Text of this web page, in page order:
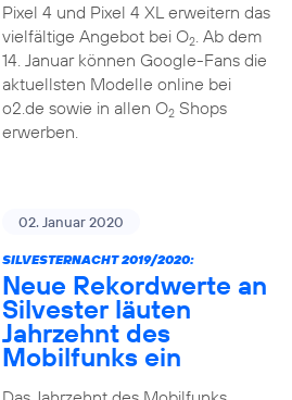
Pixel 4 und Pixel 4 XL erweitern das
vielfältige Angebot bei O2. Ab dem
14. Januar können Google-Fans die
aktuellsten Modelle online bei
o2.de sowie in allen O2Shops
erwerben.
02. Januar 2020
SILVESTERNACHT 2019/2020:
Neue Rekordwerte an
Silvester läuten
Jahrzehnt des
Mobilfunks ein